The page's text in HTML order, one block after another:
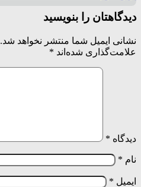
دیدگاهتان را بنویسید
نشانی ایمیل شما منتشر نخواهد شد.
علامت‌گذاری شده‌اند *
دیدگاه *
نام *
ایمیل *